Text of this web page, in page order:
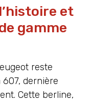
et
gamme
reste
607, dernière
Cette berline,